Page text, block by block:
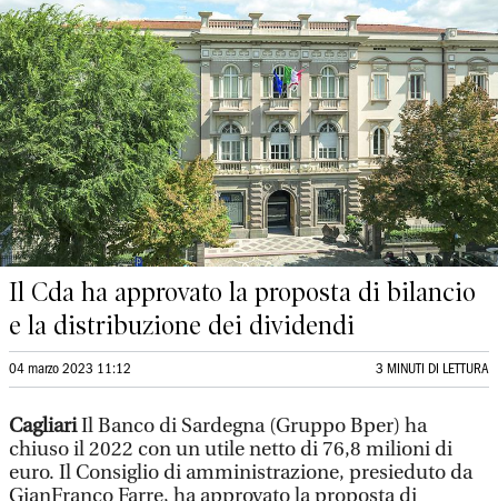
Il Cda ha approvato la proposta di bilancio
e la distribuzione dei dividendi
04 marzo 2023 11:12 3 MINUTI DI LETTURA
CagliariIl Banco di Sardegna (Gruppo Bper) ha
chiuso il 2022 con un utile netto di 76,8 milioni di
euro. Il Consiglio di amministrazione, presieduto da
GianFranco Farre, ha approvato la proposta di